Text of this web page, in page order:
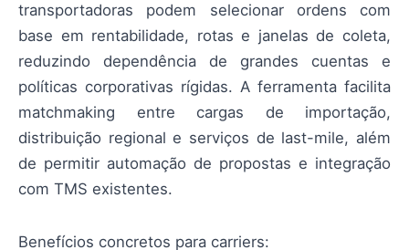
transportadoras podem selecionar ordens com
base em rentabilidade, rotas e janelas de coleta,
reduzindo dependência de grandes cuentas e
políticas corporativas rígidas. A ferramenta facilita
matchmaking entre cargas de importação,
distribuição regional e serviços de last-mile, além
de permitir automação de propostas e integração
com TMS existentes.
Benefícios concretos para carriers: